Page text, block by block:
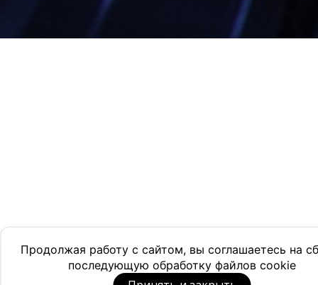
Продолжая работу с сайтом, вы соглашаетесь на
последующую обработку файлов cookie